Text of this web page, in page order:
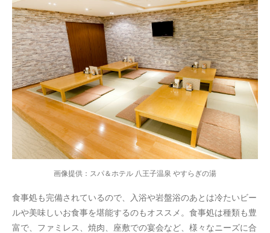
画像提供：スパ＆ホテル 八王子温泉 やすらぎの湯
食事処も完備されているので、入浴や岩盤浴のあとは冷たいビー
ルや美味しいお食事を堪能するのもオススメ。食事処は種類も豊
富で、ファミレス、焼肉、座敷での宴会など、様々なニーズに合